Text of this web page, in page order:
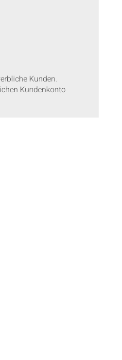
Kunden.
Kundenkonto